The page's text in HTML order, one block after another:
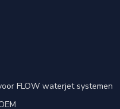
FLOW waterjet systemen